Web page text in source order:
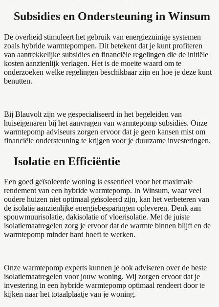
Subsidies en Ondersteuning in Winsum
De overheid stimuleert het gebruik van energiezuinige systemen
zoals hybride warmtepompen. Dit betekent dat je kunt profiteren
van aantrekkelijke subsidies en financiële regelingen die de initiële
kosten aanzienlijk verlagen. Het is de moeite waard om te
onderzoeken welke regelingen beschikbaar zijn en hoe je deze kunt
benutten.
Bij Blauvolt zijn we gespecialiseerd in het begeleiden van
huiseigenaren bij het aanvragen van warmtepomp subsidies. Onze
warmtepomp adviseurs zorgen ervoor dat je geen kansen mist om
financiële ondersteuning te krijgen voor je duurzame investeringen.
Isolatie en Efficiëntie
Een goed geïsoleerde woning is essentieel voor het maximale
rendement van een hybride warmtepomp. In Winsum, waar veel
oudere huizen niet optimaal geïsoleerd zijn, kan het verbeteren van
de isolatie aanzienlijke energiebesparingen opleveren. Denk aan
spouwmuurisolatie, dakisolatie of vloerisolatie. Met de juiste
isolatiemaatregelen zorg je ervoor dat de warmte binnen blijft en de
warmtepomp minder hard hoeft te werken.
Onze warmtepomp experts kunnen je ook adviseren over de beste
isolatiemaatregelen voor jouw woning. Wij zorgen ervoor dat je
investering in een hybride warmtepomp optimaal rendeert door te
kijken naar het totaalplaatje van je woning.